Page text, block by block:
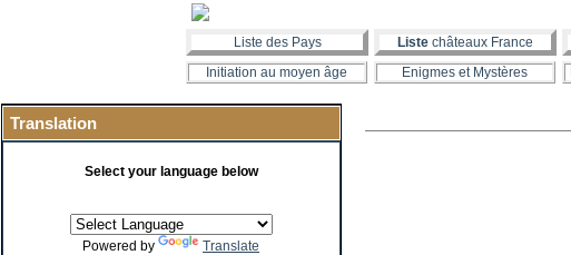
Liste des Pays Liste châteaux France
Initiation au moyen âge
Enigmes et Mystères
Translation
Select your language below
Powered by Translate